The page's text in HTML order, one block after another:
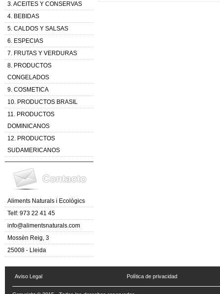
3. ACEITES Y CONSERVAS
4. BEBIDAS
5. CALDOS Y SALSAS
6. ESPECIAS
7. FRUTAS Y VERDURAS
8. PRODUCTOS
CONGELADOS
9. COSMETICA
10. PRODUCTOS BRASIL
11. PRODUCTOS
DOMINICANOS
12. PRODUCTOS
SUDAMERICANOS
Aliments Naturals i Ecològics
Telf: 973 22 41 45
info@alimentsnaturals.com
Mossèn Reig, 3
25008 - Lleida
Aviso Legal Política de privacidad